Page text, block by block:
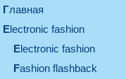
Главная
electronic fashion
electronic fashion
Fashion flashback